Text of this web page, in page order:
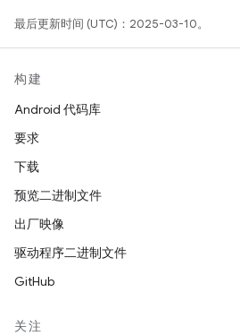
最后更新时间 (UTC)：2025-03-10。
构建
Android 代码库
要求
下载
预览二进制文件
出厂映像
驱动程序二进制文件
GitHub
关注